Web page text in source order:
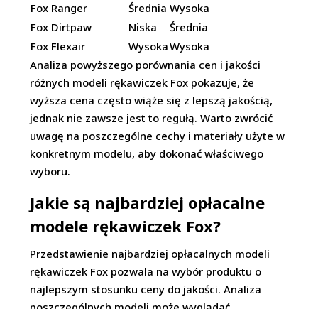
Fox Ranger
Średnia Wysoka
Fox Dirtpaw
Niska
Średnia
Fox Flexair
WysokaWysoka
Analiza powyższego porównania cen i jakości
różnych modeli rękawiczek Fox pokazuje, że
wyższa cena często wiąże się z lepszą jakością,
jednak nie zawsze jest to regułą. Warto zwrócić
uwagę na poszczególne cechy i materiały użyte w
konkretnym modelu, aby dokonać właściwego
wyboru.
Jakie są najbardziej opłacalne
modele rękawiczek Fox?
Przedstawienie najbardziej opłacalnych modeli
rękawiczek Fox pozwala na wybór produktu o
najlepszym stosunku ceny do jakości. Analiza